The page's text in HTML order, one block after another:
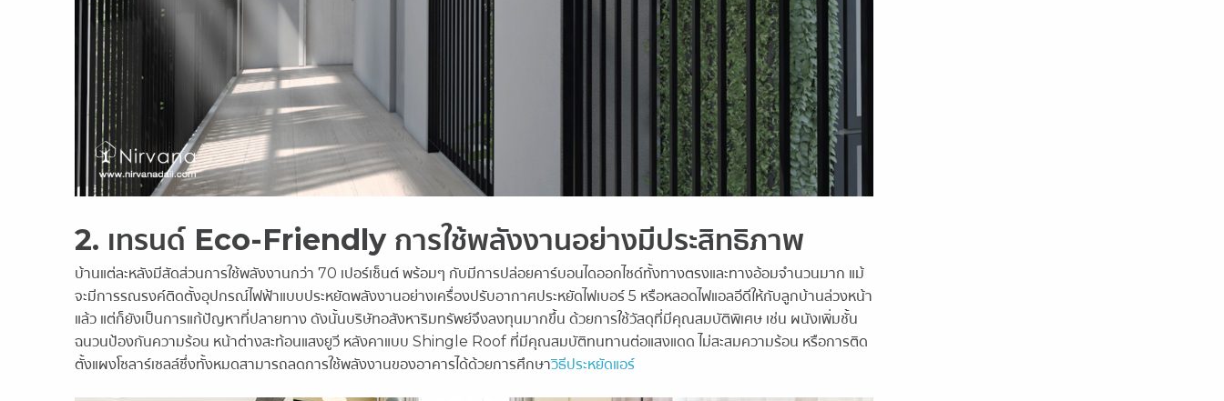
2. เทรนด์ Eco-Friendly การใช้พลังงานอย่างมีประสิทธิภาพ
บ้านแต่ละหลังมีสัดส่วนการใช้พลังงานกว่า 70 เปอร์เซ็นต์ พร้อมๆ กับมีการปล่อยคาร์บอนไดออกไซด์ทั้งทางตรงและทางอ้อมจำนวนมาก แม้
จะมีการรณรงค์ติดตั้งอุปกรณ์ไฟฟ้าแบบประหยัดพลังงานอย่างเครื่องปรับอากาศประหยัดไฟเบอร์ 5 หรือหลอดไฟแอลอีดีให้กับลูกบ้านล่วงหน้า
แล้ว แต่ก็ยังเป็นการแก้ปัญหาที่ปลายทาง ดังนั้นบริษัทอสังหาริมทรัพย์จึงลงทุนมากขึ้น ด้วยการใช้วัสดุที่มีคุณสมบัติพิเศษ เช่น ผนังเพิ่มชั้น
ฉนวนป้องกันความร้อน หน้าต่างสะท้อนแสงยูวี หลังคาแบบShingle Roof ที่มีคุณสมบัติทนทานต่อแสงแดด ไม่สะสมความร้อน หรือการติด
ตั้งแผงโซลาร์เซลล์ซึ่งทั้งหมดสามารถลดการใช้พลังงานของอาคารได้ด้วยการศึกษาวิธีประหยัดแอร์